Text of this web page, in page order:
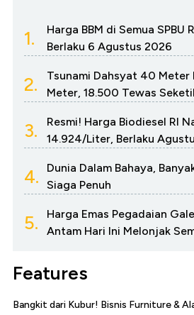
1.
Harga BBM di Semua SPBU
Berlaku 6 Agustus 2026
2.
Tsunami Dahsyat 40 Meter
Meter, 18.500 Tewas
3.
Resmi! Harga Biodiesel RI
14.924/Liter, Berlaku
4.
Dunia Dalam Bahaya,
Siaga Penuh
5.
Harga Emas Pegadaian
Antam Hari Ini Melonjak
Features
Bangkit dari Kubur! Bisnis Furniture &